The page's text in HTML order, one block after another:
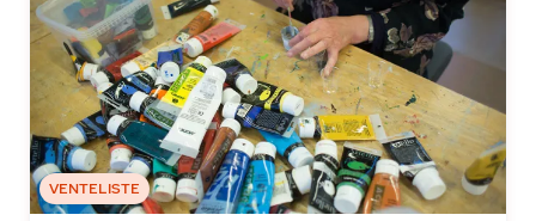
VENTELISTE